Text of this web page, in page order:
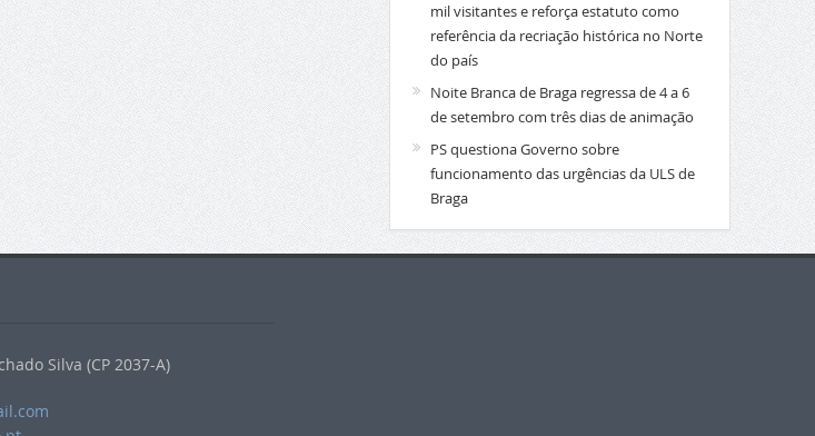
mil visitantes e reforça estatuto como
referência da recriação histórica no Norte
do país
Noite Branca de Braga regressa de 4 a 6
de setembro com três dias de animação
PS questiona Governo sobre
funcionamento das urgências da ULS de
Braga
Silva (CP 2037-A)